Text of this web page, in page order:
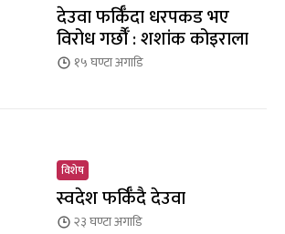
देउवा फर्किँदा धरपकड भए
विरोध गर्छौँं : शशांक कोइराला
१५ घण्टाअगाडि
विशेष
स्वदेश फर्किँदै देउवा
२३ घण्टाअगाडि